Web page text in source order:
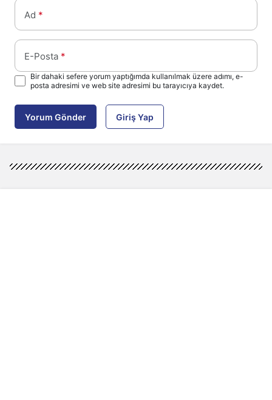
Ad *
E-Posta *
Bir dahaki sefere yorum yaptığımda kullanılmak üzere adımı, e-
posta adresimi ve web site adresimi bu tarayıcıya kaydet.
Yorum Gönder Giriş Yap